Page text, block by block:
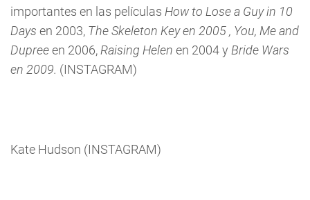
importantes en las películas How to Lose a Guy in 10
Days en 2003, The Skeleton Key en 2005 , You, Me and
Dupreeen 2006,Raising Helen en 2004 y Bride Wars
en 2009. (INSTAGRAM)
Kate Hudson (INSTAGRAM)